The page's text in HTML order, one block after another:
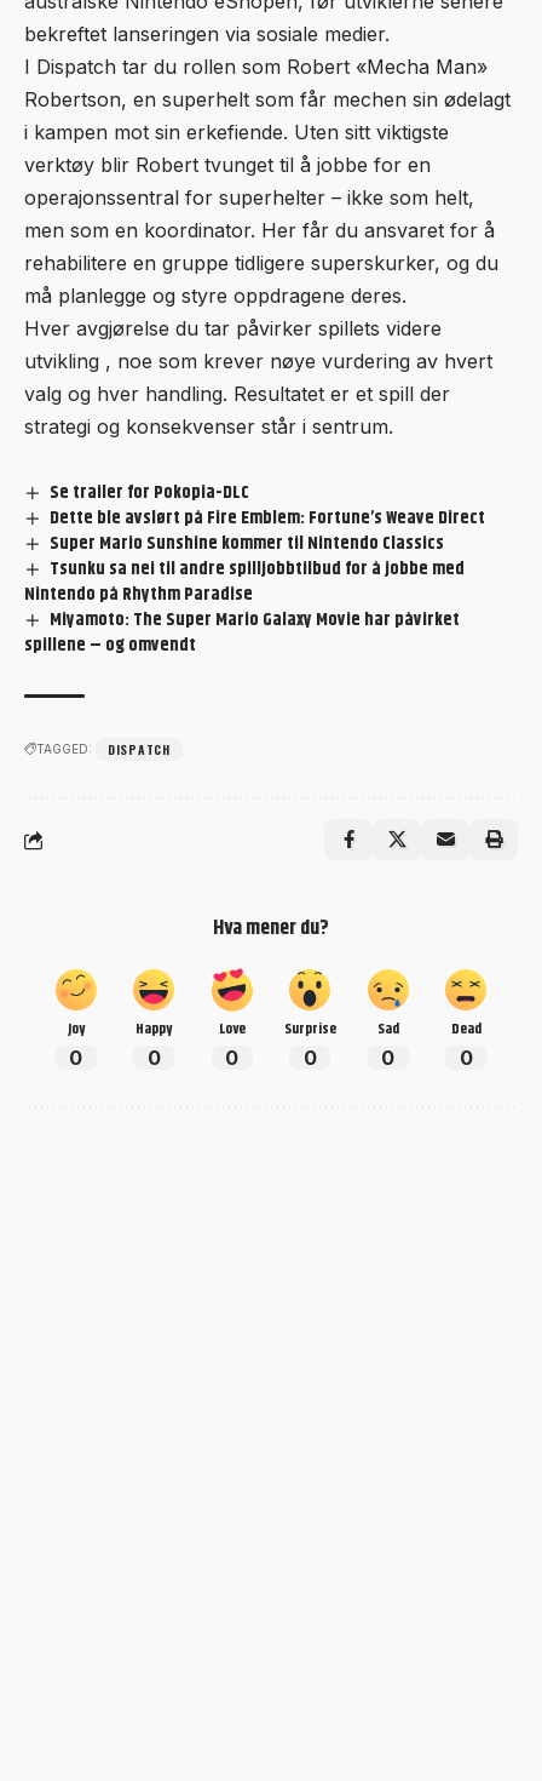
bekreftet lanseringen via sosiale medier.
I Dispatch tar du rollen som Robert «Mecha Man»
Robertson, en superhelt som får mechen sin ødelagt
i kampen mot sin erkefiende. Uten sitt viktigste
verktøy blir Robert tvunget til å jobbe for en
operajonssentral for superhelter – ikke som helt,
men som en koordinator. Her får du ansvaret for å
rehabilitere en gruppe tidligere superskurker, og du
må planlegge og styre oppdragene deres.
Hver avgjørelse du tar påvirker spillets videre
utvikling , noe som krever nøye vurdering av hvert
valg og hver handling. Resultatet er et spill der
strategi og konsekvenser står i sentrum.
Se trailer for Pokopia-DLC
Dette ble avslørt på Fire Emblem: Fortune’s Weave Direct
Super Mario Sunshine kommer til Nintendo Classics
Tsunku sa nei til andre spilljobbtilbud for å jobbe med
Nintendo på Rhythm Paradise
Miyamoto: The Super Mario Galaxy Movie har påvirket
spillene – og omvendt
TAGGED: DISPATCH
Hva mener du?
Joy
0
Happy
0
Love
0
Surprise
0
Sad
0
Dead
0